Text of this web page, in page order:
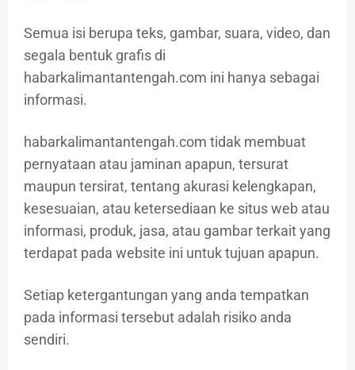
Semua isi berupa teks, gambar, suara, video, dan
segala bentuk grafis di
habarkalimantantengah.com ini hanya sebagai
informasi.
habarkalimantantengah.com tidak membuat
pernyataan atau jaminan apapun, tersurat
maupun tersirat, tentang akurasi kelengkapan,
kesesuaian, atau ketersediaan ke situs web atau
informasi, produk, jasa, atau gambar terkait yang
terdapat pada website ini untuk tujuan apapun.
Setiap ketergantungan yang anda tempatkan
pada informasi tersebut adalah risiko anda
sendiri.